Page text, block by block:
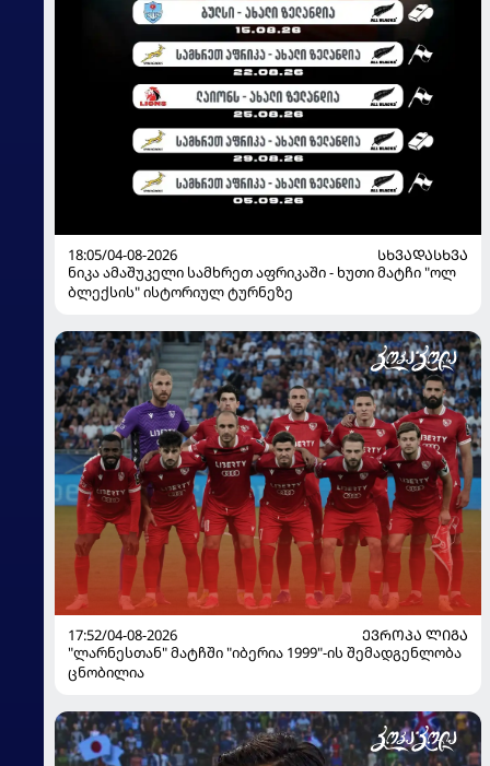
18:05/04-08-2026
ᲡᲮᲕᲐᲓᲐᲡᲮᲕᲐ
ნიკა ამაშუკელი სამხრეთ აფრიკაში - ხუთი მატჩი "ოლ
ბლექსის" ისტორიულ ტურნეზე
17:52/04-08-2026
ᲔᲕᲠᲝᲞᲐ ᲚᲘᲒᲐ
"ლარნესთან" მატჩში "იბერია 1999"-ის შემადგენლობა
ცნობილია